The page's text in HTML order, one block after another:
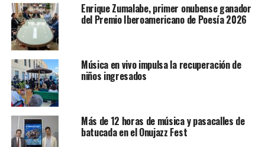
Enrique Zumalabe, primer onubense ganador
del Premio Iberoamericano de Poesía 2026
Música en vivo impulsa la recuperación de
niños ingresados
Más de 12 horas de música y pasacalles de
batucada en el Onujazz Fest